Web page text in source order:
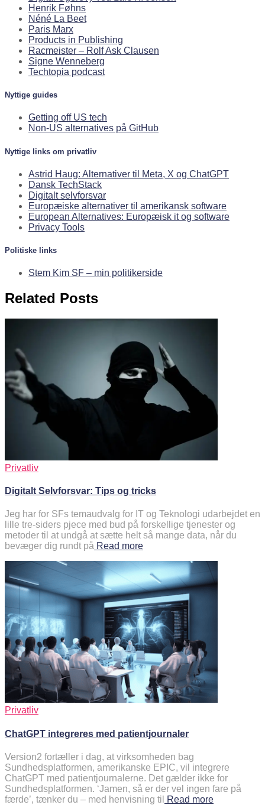
Henrik Føhns
Néné La Beet
Paris Marx
Products in Publishing
Racmeister – Rolf Ask Clausen
Signe Wenneberg
Techtopia podcast
Nyttige guides
Getting off US tech
Non-US alternatives på GitHub
Nyttige links om privatliv
Astrid Haug: Alternativer til Meta, X og ChatGPT
Dansk TechStack
Digitalt selvforsvar
Europæiske alternativer til amerikansk software
European Alternatives: Europæisk it og software
Privacy Tools
Politiske links
Stem Kim SF – min politikerside
Related Posts
Privatliv
Digitalt Selvforsvar: Tips og tricks
Jeg har for SFs temaudvalg for IT og Teknologi udarbejdet en
lille tre-siders pjece med bud på forskellige tjenester og
metoder til at undgå at sætte helt så mange data, når du
bevæger dig rundt på Read more
Privatliv
ChatGPT integreres med patientjournaler
Version2 fortæller i dag, at virksomheden bag
Sundhedsplatformen, amerikanske EPIC, vil integrere
ChatGPT med patientjournalerne. Det gælder ikke for
Sundhedsplatformen. ‘Jamen, så er der vel ingen fare på
færde’, tænker du – med henvisning til
Read more